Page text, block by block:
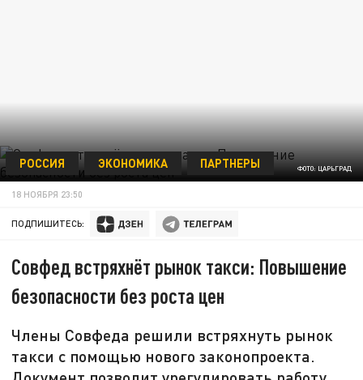
ФОТО: ЦАРЬГРАД
РОССИЯ ЭКОНОМИКА ПАРТНЕРЫ
18 НОЯБРЯ 23:50
ПОДПИШИТЕСЬ:
Совфед встряхнёт рынок такси: Повышение
безопасности без роста цен
Члены Совфеда решили встряхнуть рынок
такси с помощью нового законопроекта.